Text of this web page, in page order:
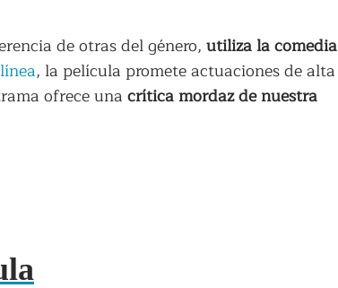
de otras del género, utiliza la comedia
, la película promete actuaciones de alta
ofrece una crítica mordaz de nuestra